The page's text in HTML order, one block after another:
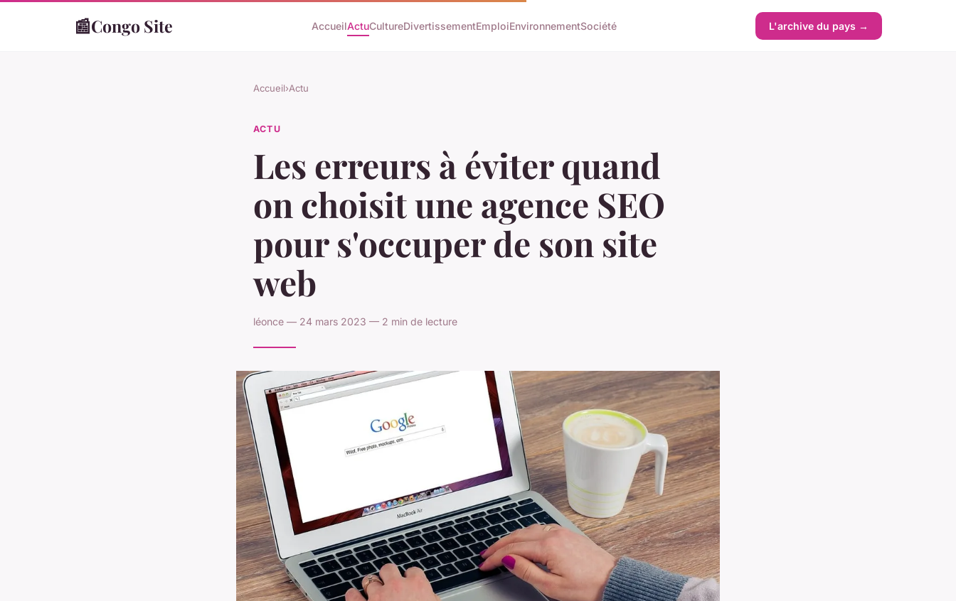
📰Congo Site AccueilActuCultureDivertissementEmploiEnvironnementSociété L'archive du pays →
Accueil›Actu
ACTU
Les erreurs à éviter quand
on choisit une agence SEO
pour s'occuper de son site
web
léonce — 24 mars 2023 — 2 min de lecture